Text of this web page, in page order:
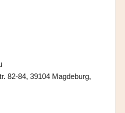
82-84, 39104 Magdeburg,